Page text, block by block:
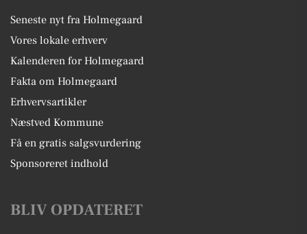
Seneste nyt fra Holmegaard
Vores lokale erhverv
Kalenderen for Holmegaard
Fakta om Holmegaard
Erhvervsartikler
Næstved Kommune
Få en gratis salgsvurdering
Sponsoreret indhold
BLIV OPDATERET